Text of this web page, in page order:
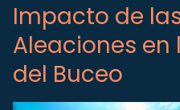
Impacto de
Aleaciones en
del Buceo